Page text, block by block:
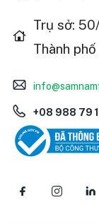
Trụ sở:
Thành
+08 988 79